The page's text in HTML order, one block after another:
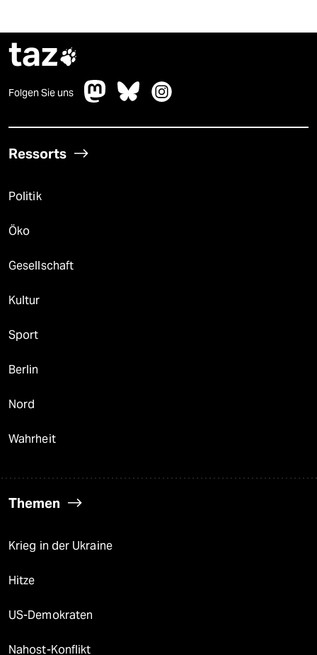
taz
Folgen Sie uns
Ressorts
Politik
Öko
Gesellschaft
Kultur
Sport
Berlin
Nord
Wahrheit
Themen
Krieg in der Ukraine
Hitze
US-Demokraten
Nahost-Konflikt